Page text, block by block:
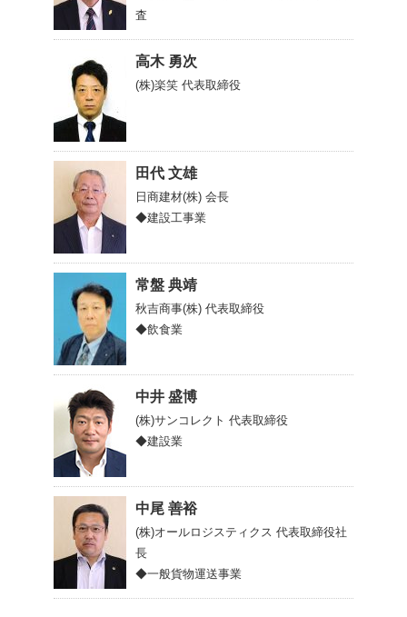
査
高木 勇次
(株)楽笑 代表取締役
田代 文雄
日商建材(株) 会長
◆建設工事業
常盤 典靖
秋吉商事(株) 代表取締役
◆飲食業
中井 盛博
(株)サンコレクト 代表取締役
◆建設業
中尾 善裕
(株)オールロジスティクス 代表取締役社
長
◆一般貨物運送事業